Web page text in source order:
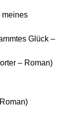
meines
Glück –
– Roman)